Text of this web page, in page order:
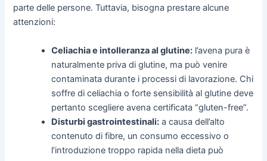
parte delle persone. Tuttavia, bisogna prestare alcune
attenzioni:
Celiachia e intolleranza al glutine: l’avena pura è
naturalmente priva di glutine, ma può venire
contaminata durante i processi di lavorazione. Chi
soffre di celiachia o forte sensibilità al glutine deve
pertanto scegliere avena certificata “gluten-free”.
Disturbi gastrointestinali: a causa dell’alto
contenuto di fibre, un consumo eccessivo o
l’introduzione troppo rapida nella dieta può